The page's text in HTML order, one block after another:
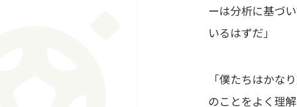
ーは分析に基づ
いるはずだ」
「僕たちはかな
のことをよく理